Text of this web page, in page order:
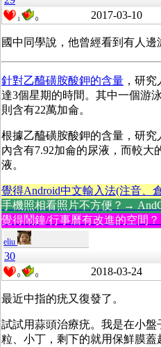
1 0 2017-03-10
國中同學說，他曾經看到有人邊
針對乙醯磺胺酸鉀的含量 ，研
達3個星期的時間。其中一個游
則含有22萬加侖。
根據乙醯磺胺酸鉀的含量，研
內含有7.92加侖的尿液，而較大
液。
覺得Android中文輸入法(注音、
手機照相看照片不方便？→
覺得鬧鐘/行事曆有改進的空間
eliu
30
0 0 2018-03-24
最近中指的疣又復發了。
試試用蒜頭治療疣。我是在小
粒、小丁，剩下的就用保鮮膜蓋